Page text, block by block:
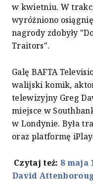
w kwietniu. W
wyróżniono
nagrody zdobyły
Traitors".
Galę BAFTA
walijski komik,
telewizyjny Greg
miejsce w
w Londynie. Była
oraz platformę
Czytaj też: 8 maja
David